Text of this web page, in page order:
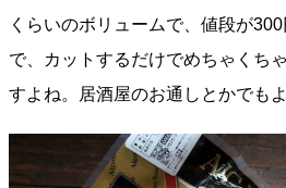
くらいのボリュームで、値段が
で、カットするだけでめちゃくち
すよね。居酒屋のお通しとかでも